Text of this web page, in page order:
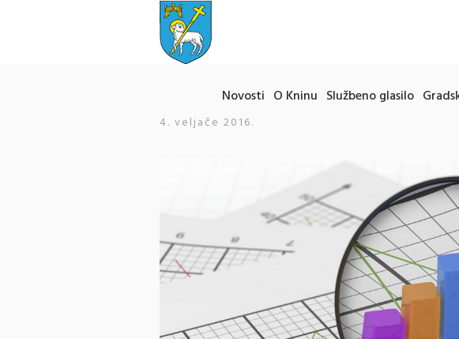
Novosti O Kninu Službeno glasilo
4. veljače 2016.